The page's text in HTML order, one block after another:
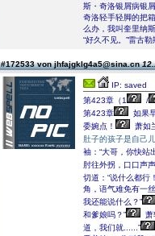
斯・奇洛银屑病银
奇洛轻手轻脚的把
么办，我叫奎里纳
“好久不见。”雷古
#172533 von jhfajgklg4a5@sina.cn
IP: saved
第423章（1
/
第423章
如果
委婉点！
萧如
肚子的孩子是自己
袖：“大哥，你快站
肘往外拐，口口声
切道：“说什么都行
角，语气难免有一
我还能说什么？”
和爹娘吗？”
萧
道，我们就......”